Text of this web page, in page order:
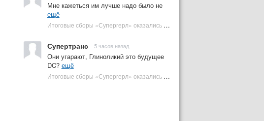
Мне кажеться им лучше надо было не
ещё
Итоговые сборы «Супергерл» оказались худшими для DC за два десятилетия | Plugged In Ru
Супертранс 5 часов назад
Они угарают, Глиноликий это будущее
DC? ещё
Итоговые сборы «Супергерл» оказались худшими для DC за два десятилетия | Plugged In Ru